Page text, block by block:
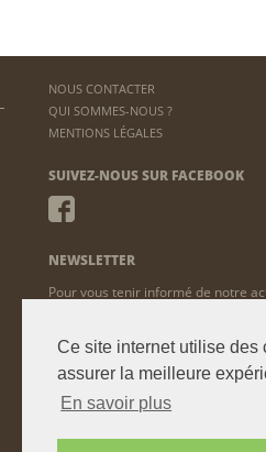
Ce site internet utilise des
assurer la meilleure
En savoir plus
NOUS CONTACTER
QUI SOMMES-NOUS ?
MENTIONS LÉGALES
SUIVEZ-NOUS SUR FACEBOOK
NEWSLETTER
Pour vous tenir informé de notre